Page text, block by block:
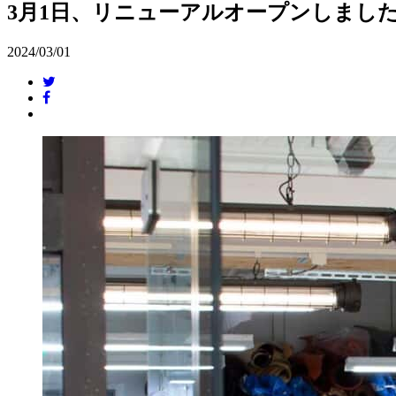
3月1日、リニューアルオープンしまし
2024/03/01